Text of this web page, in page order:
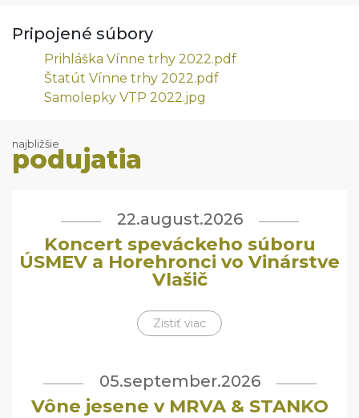
Pripojené súbory
Prihláška Vínne trhy 2022.pdf
Štatút Vínne trhy 2022.pdf
Samolepky VTP 2022.jpg
najbližšie
podujatia
22.august.2026
Koncert speváckeho súboru
ÚSMEV a Horehronci vo Vinárstve
Vlašič
Zistiť viac
05.september.2026
Vône jesene v MRVA & STANKO